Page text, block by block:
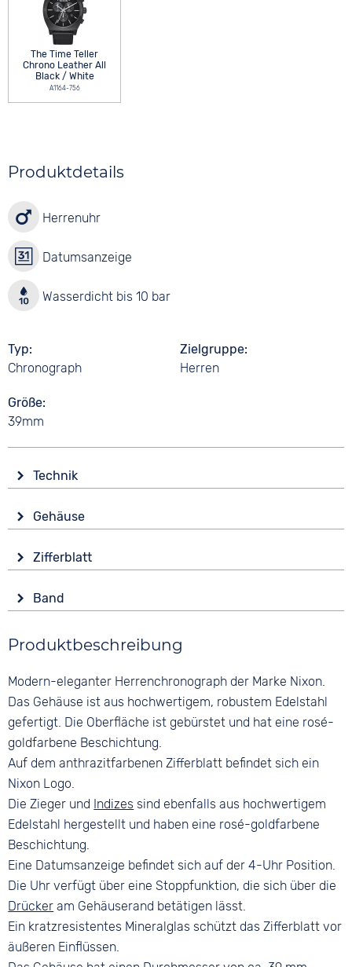
The Time Teller
Chrono Leather All
Black / White
A1164-756
Produktdetails
Herrenuhr
Datumsanzeige
Wasserdicht bis 10 bar
Typ
Chronograph
Zielgruppe
Herren
Größe
39mm
Technik
Batterie (Quarz)
Wasserdicht
10 bar
Funktionen
Stoppuhr
Gehäuse
Edelstahl
Form
Rund
Glas
Farbe
Roségold
Zifferblatt
Analog
Anthrazit
Ziffern
Keine
Band
Glattleder
Farbe
Bandschließe
Dornschließe
Produktbeschreibung
Modern-eleganter Herrenchronograph der Marke Nixon.
Das Gehäuse ist aus hochwertigem, robustem Edelstahl
gefertigt. Die Oberfläche ist gebürstet und hat eine rosé-
goldfarbene Beschichtung.
Auf dem anthrazitfarbenen Zifferblatt befindet sich ein
Nixon Logo.
Die Zieger und Indizes sind ebenfalls aus hochwertigem
Edelstahl hergestellt und haben eine rosé-goldfarbene
Beschichtung.
Eine Datumsanzeige befindet sich auf der 4-Uhr Position.
Die Uhr verfügt über eine Stoppfunktion, die sich über die
Drücker am Gehäuserand betätigen lässt.
Ein kratzresistentes Mineralglas schützt das Zifferblatt vor
äußeren Einflüssen.